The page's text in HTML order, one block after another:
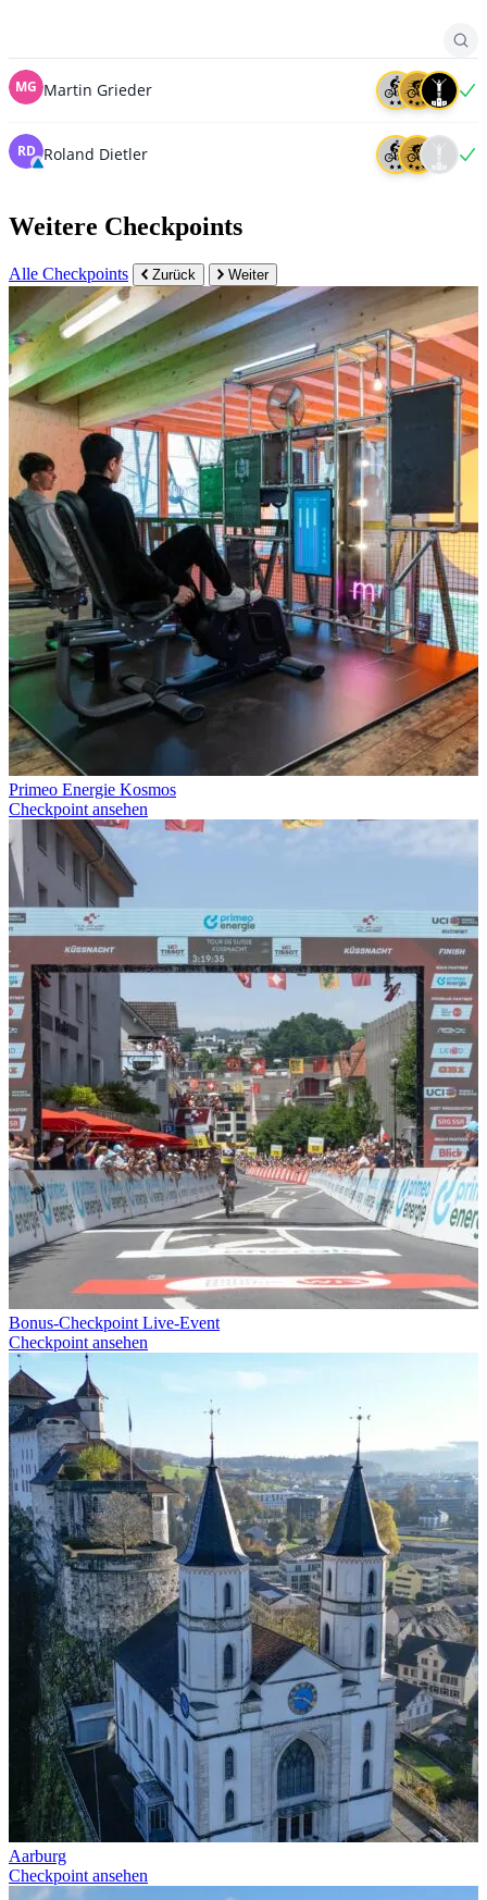
GPX-Download
GPX-Download
Weitere Checkpoints
Alle Checkpoints Zurück Weiter
Primeo Energie Kosmos
Checkpoint ansehen
Bonus-Checkpoint Live-Event
Checkpoint ansehen
Aarburg
Checkpoint ansehen